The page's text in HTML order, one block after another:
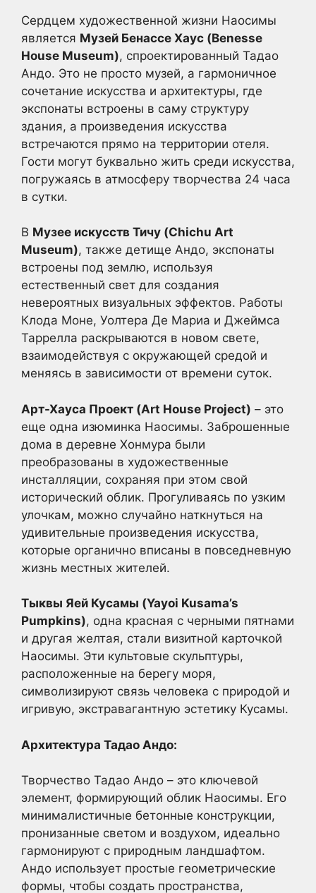
Сердцем художественной жизни Наосимы
является Музей Бенассе Хаус (Benesse
House Museum), спроектированный Тадао
Андо. Это не просто музей, а гармоничное
сочетание искусства и архитектуры, где
экспонаты встроены в саму структуру
здания, а произведения искусства
встречаются прямо на территории отеля.
Гости могут буквально жить среди искусства,
погружаясь в атмосферу творчества 24 часа
в сутки.
В Музее искусств Тичу (Chichu Art
Museum), также детище Андо, экспонаты
встроены под землю, используя
естественный свет для создания
невероятных визуальных эффектов. Работы
Клода Моне, Уолтера Де Мариа и Джеймса
Таррелла раскрываются в новом свете,
взаимодействуя с окружающей средой и
меняясь в зависимости от времени суток.
Арт-Хауса Проект (Art House Project) – это
еще одна изюминка Наосимы. Заброшенные
дома в деревне Хонмура были
преобразованы в художественные
инсталляции, сохраняя при этом свой
исторический облик. Прогуливаясь по узким
улочкам, можно случайно наткнуться на
удивительные произведения искусства,
которые органично вписаны в повседневную
жизнь местных жителей.
Тыквы Яей Кусамы (Yayoi Kusama’s
Pumpkins), одна красная с черными пятнами
и другая желтая, стали визитной карточкой
Наосимы. Эти культовые скульптуры,
расположенные на берегу моря,
символизируют связь человека с природой и
игривую, экстравагантную эстетику Кусамы.
Архитектура Тадао Андо:
Творчество Тадао Андо – это ключевой
элемент, формирующий облик Наосимы. Его
минималистичные бетонные конструкции,
пронизанные светом и воздухом, идеально
гармонируют с природным ландшафтом.
Андо использует простые геометрические
формы, чтобы создать пространства,